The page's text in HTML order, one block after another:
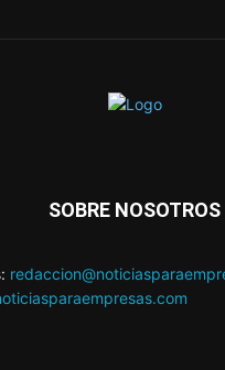
SOBRE NOSOTROS